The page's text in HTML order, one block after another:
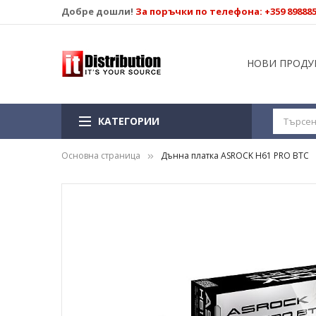
Добре дошли! За поръчки по телефона: +359
НОВИ
КАТЕГОРИИ
Основна страница Дънна платка ASROCK H61 PRO BTC